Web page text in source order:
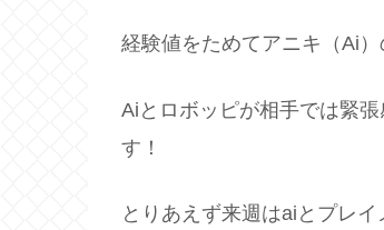
経験値をためてアニキ（Ai
Aiとロボッピが相手では緊
す！
とりあえず来週はaiとプレイ